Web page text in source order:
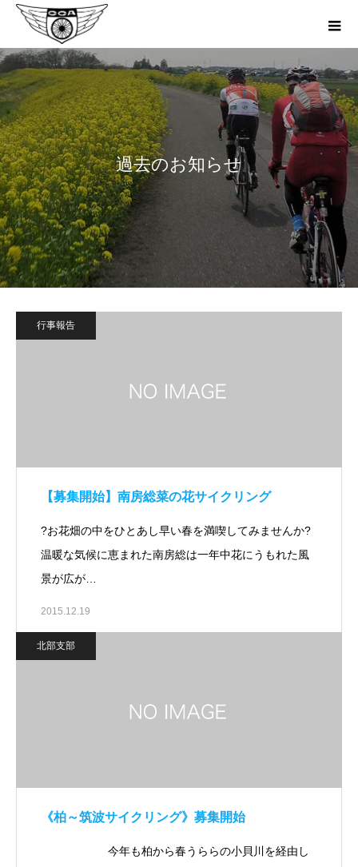
過去のお知らせ
行事報告
【募集開始】南房総菜の花サイクリング
?お花畑の中をひとあし早い春を満喫してみませんか?
温暖な気候に恵まれた南房総は一年中花にうもれた風
景が広が…
2015.12.19
北部支部
《柏～筑波サイクリング》募集開始
今年も柏から春うららの小貝川を経由し